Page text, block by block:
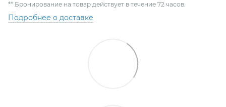
** Бронирование на товар действует в течение 72 часов.
Подробнее о доставке